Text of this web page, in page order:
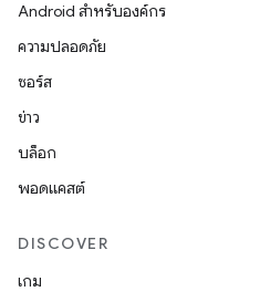
Android สำหรับองค์กร
ความปลอดภัย
ซอร์ส
ข่าว
บล็อก
พอดแคสต์
DISCOVER
เกม